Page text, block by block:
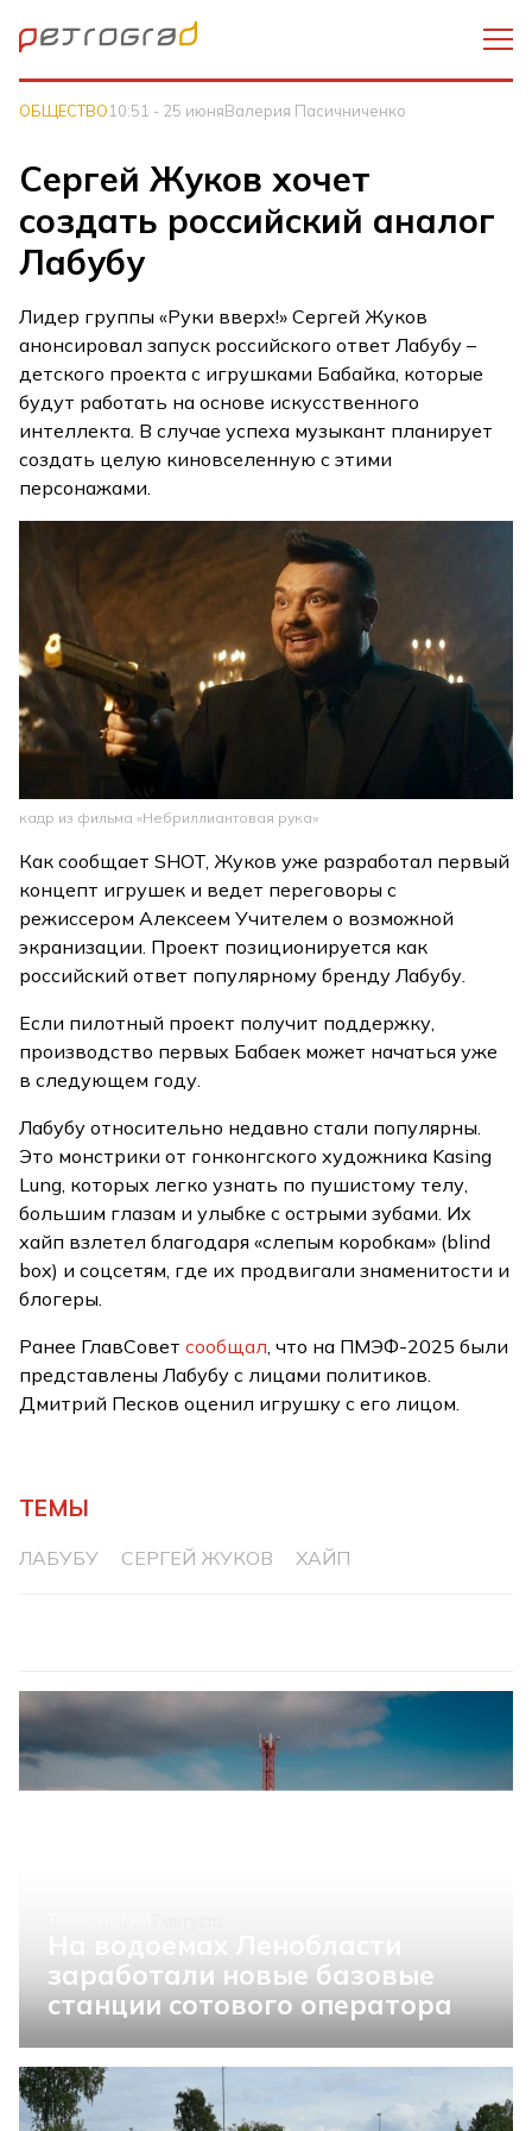
ОБЩЕСТВО10:51 - 25 июняВалерия Пасичниченко
Сергей Жуков хочет
создать российский аналог
Лабубу
Лидер группы «Руки вверх!» Сергей Жуков
анонсировал запуск российского ответ Лабубу –
детского проекта с игрушками Бабайка, которые
будут работать на основе искусственного
интеллекта. В случае успеха музыкант планирует
создать целую киновселенную с этими
персонажами.
кадр из фильма «Небриллиантовая рука»
Как сообщает SHOT, Жуков уже разработал первый
концепт игрушек и ведет переговоры с
режиссером Алексеем Учителем о возможной
экранизации. Проект позиционируется как
российский ответ популярному бренду Лабубу.
Если пилотный проект получит поддержку,
производство первых Бабаек может начаться уже
в следующем году.
Лабубу относительно недавно стали популярны.
Это монстрики от гонконгского художника Kasing
Lung, которых легко узнать по пушистому телу,
большим глазам и улыбке с острыми зубами. Их
хайп взлетел благодаря «слепым коробкам» (blind
box) и соцсетям, где их продвигали знаменитости и
блогеры.
Ранее ГлавСоветсообщал , что на ПМЭФ-2025 были
представлены Лабубу с лицами политиков.
Дмитрий Песков оценил игрушку с его лицом.
ТЕМЫ
ЛАБУБУ СЕРГЕЙ ЖУКОВ ХАЙП
заработали новые базовые
станции сотового оператора